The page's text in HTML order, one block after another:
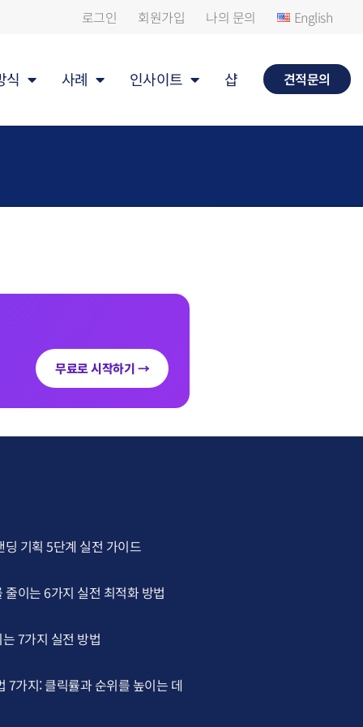
로그인 회원가입 나의 문의 English
식 사례 인사이트 샵 견적문의
무료로 시작하기 →
기획 5단계 실전 가이드
이는 6가지 실전 최적화 방법
7가지 실전 방법
7가지: 클릭률과 순위를 높이는 데